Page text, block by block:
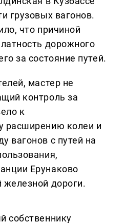
грузовых вагонов.
что причиной
дорожного
за состояние путей.
мастер не
контроль за
к
расширению колеи и
вагонов с путей на
Ерунаково
дороги.
собственнику